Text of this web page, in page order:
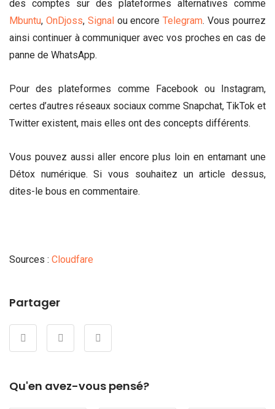
des comptes sur des plateformes alternatives comme
Mbuntu, OnDjoss, Signalou encoreTelegram. Vous pourrez
ainsi continuer à communiquer avec vos proches en cas de
panne de WhatsApp.
Pour des plateformes comme Facebook ou Instagram,
certes d’autres réseaux sociaux comme Snapchat, TikTok et
Twitter existent, mais elles ont des concepts différents.
Vous pouvez aussi aller encore plus loin en entamant une
Détox numérique. Si vous souhaitez un article dessus,
dites-le bous en commentaire.
Sources : Cloudfare
Partager
Qu'en avez-vous pensé?